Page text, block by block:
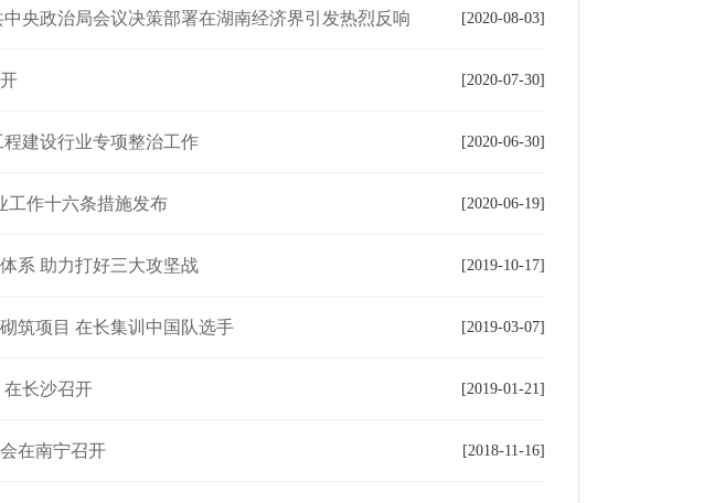
[2020-08-03]
央政治局会议决策部署在湖南经济界引发热烈反响
[2020-07-30]
[2020-06-30]
建设行业专项整治工作
[2020-06-19]
工作十六条措施发布
[2019-10-17]
系 助力打好三大攻坚战
[2019-03-07]
筑项目 在长集训中国队选手
[2019-01-21]
长沙召开
[2018-11-16]
在南宁召开